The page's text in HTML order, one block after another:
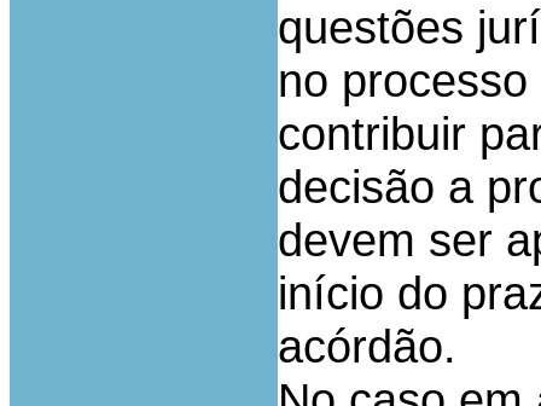
questões
no
contribuir
decisão a
devem ser
início do
acórdão.